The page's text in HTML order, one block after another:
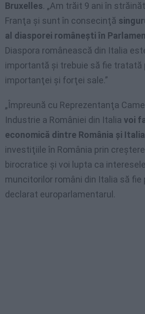
Bruxelles. „Am trăit 9 ani în
Franţa şi sunt în consecinţă
al diasporei româneşti în
Diaspora românească din Italia
importantă şi trebuie să fie tratată
importanţei şi forţei sale.”
„Împreună cu Reprezentanţa
Industrie a României din Italia voi
economică dintre România şi Italia
investiţiile în România prin
birocratice şi voi lupta ca
muncitorilor români din Italia să fie
declarat europarlamentarul.